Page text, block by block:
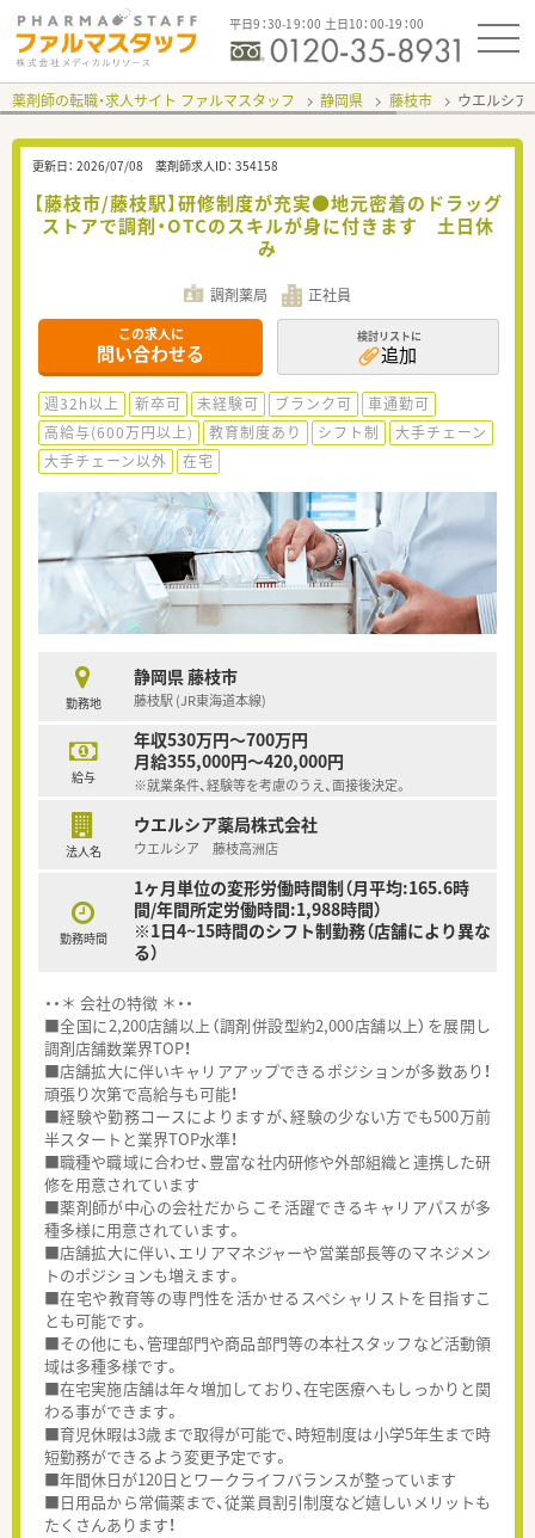
平日9：30-19：00 土日10：00-19：00
薬剤師の転職・求人サイト ファルマスタッフ 静岡県 藤枝市 ウエルシ
更新日： 2026/07/08 薬剤師求人ID： 354158
【藤枝市/藤枝駅】研修制度が充実●地元密着のドラッグ
ストアで調剤・OTCのスキルが身に付きます 土日休
み
調剤薬局 正社員
この求人に
問い合わせる
検討リストに
追加
週32h以上 新卒可 未経験可 ブランク可
車通勤可
高給与(600万円以上)
教育制度あり シフト制
大手チェーン
大手チェーン以外
在宅
勤務地
静岡県 藤枝市
藤枝駅 (JR東海道本線)
給与
年収530万円～700万円
月給355,000円～420,000円
※就業条件、経験等を考慮のうえ、面接後決定。
法人名
ウエルシア薬局株式会社
ウエルシア 藤枝高洲店
勤務時間
1ヶ月単位の変形労働時間制（月平均:165.6時
間/年間所定労働時間:1,988時間）
※1日4~15時間のシフト制勤務（店舗により異な
る）
・・＊ 会社の特徴 ＊・・
■全国に2,200店舗以上（調剤併設型約2,000店舗以上）を展開し
調剤店舗数業界TOP！
■店舗拡大に伴いキャリアアップできるポジションが多数あり！
頑張り次第で高給与も可能！
■経験や勤務コースによりますが、経験の少ない方でも500万前
半スタートと業界TOP水準！
■職種や職域に合わせ、豊富な社内研修や外部組織と連携した研
修を用意されています
■薬剤師が中心の会社だからこそ活躍できるキャリアパスが多
種多様に用意されています。
■店舗拡大に伴い、エリアマネジャーや営業部長等のマネジメン
トのポジションも増えます。
■在宅や教育等の専門性を活かせるスペシャリストを目指すこ
とも可能です。
■その他にも、管理部門や商品部門等の本社スタッフなど活動領
域は多種多様です。
■在宅実施店舗は年々増加しており、在宅医療へもしっかりと関
わる事ができます。
■育児休暇は3歳まで取得が可能で、時短制度は小学5年生まで時
短勤務ができるよう変更予定です。
■年間休日が120日とワークライフバランスが整っています
■日用品から常備薬まで、従業員割引制度など嬉しいメリットも
たくさんあります！